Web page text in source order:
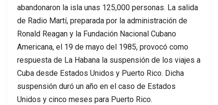
abandonaron la isla unas 125,000 personas. La salida
de Radio Martí, preparada por la administración de
Ronald Reagan y la Fundación Nacional Cubano
Americana, el 19 de mayo del 1985, provocó como
respuesta de La Habana la suspensión de los viajes a
Cuba desde Estados Unidos y Puerto Rico. Dicha
suspensión duró un año en el caso de Estados
Unidos y cinco meses para Puerto Rico.